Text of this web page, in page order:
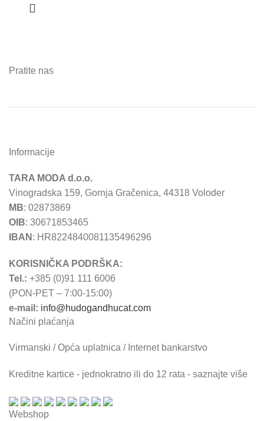
Pratite nas
Informacije
TARA MODA d.o.o.
Vinogradska 159, Gornja Gračenica, 44318 Voloder
MB: 02873869
OIB: 30671853465
IBAN : HR8224840081135496296
KORISNIČKA PODRŠKA:
Tel.: +385 (0)91 111 6006
(PON-PET – 7:00-15:00)
e-mail: info@hudogandhucat.com
Načini plaćanja
Virmanski / Opća uplatnica / Internet bankarstvo
Kreditne kartice - jednokratno ili do 12 rata - saznajte više
Webshop